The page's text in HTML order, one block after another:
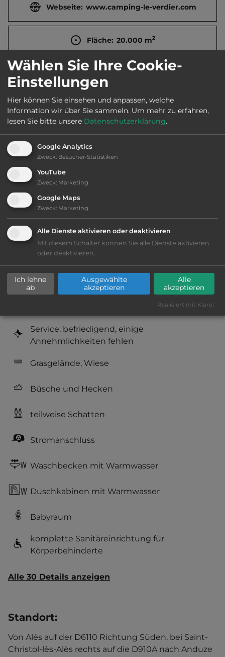
Webseite: www.camping-le-verdier.com
Fläche: 20.000 m2
Öffnungszeiten: 28.3. bis 1.11.
Telefon: 0033 4 66600362
Ausstattung:
bis 20,- Euro
Klassifizierung: ausreichend
Lage: schön
Platzeinrichtung: ausreichend
Geräuschkulisse: überwiegend ruhig
Service: befriedigend, einige
Annehmlichkeiten fehlen
Grasgelände, Wiese
Büsche und Hecken
teilweise Schatten
Stromanschluss
Waschbecken mit Warmwasser
Duschkabinen mit Warmwasser
Babyraum
komplette Sanitäreinrichtung für
Körperbehinderte
Alle 30 Details anzeigen
Standort:
Von Alés auf der D6110 Richtung Süden, bei Saint-
Christol-lès-Alès rechts auf die D910A nach Anduze
Wählen Sie Ihre Cookie-
Einstellungen
Hier können Sie einsehen und anpassen, welche
Information wir über Sie sammeln. Um mehr zu erfahren,
lesen Sie bitte unsere Datenschutzerklärung.
Google Analytics
Zweck: Besucher-Statistiken
YouTube
Zweck: Marketing
Google Maps
Zweck: Marketing
Alle Dienste aktivieren oder deaktivieren
Mit diesem Schalter können Sie alle Dienste aktivieren
oder deaktivieren.
Ich lehne
ab
Ausgewählte
akzeptieren
Alle
akzeptieren
Realisiert mit Klaro!